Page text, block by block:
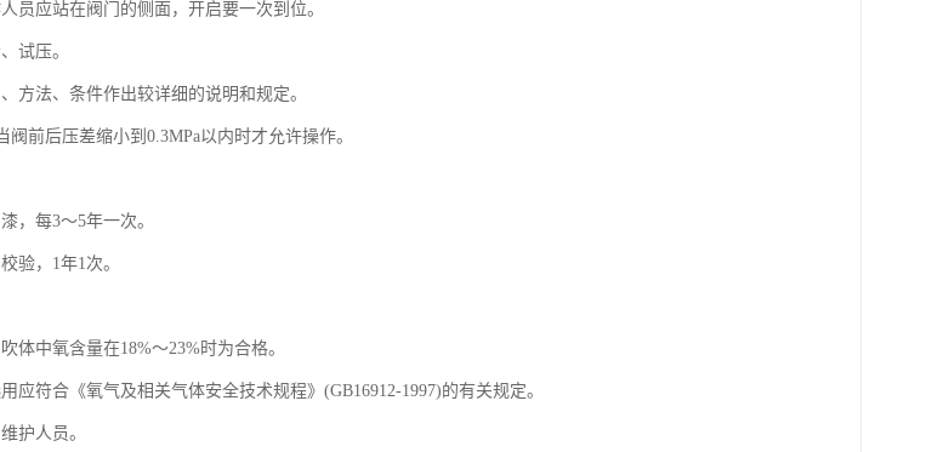
员应站在阀门的侧面，开启要一次到位。
试压。
方法、条件作出较详细的说明和规定。
前后压差缩小到0.3MPa以内时才允许操作。
，每3～5年一次。
验，1年1次。
体中氧含量在18%～23%时为合格。
应符合《氧气及相关气体安全技术规程》(GB16912-1997)的有关规定。
护人员。